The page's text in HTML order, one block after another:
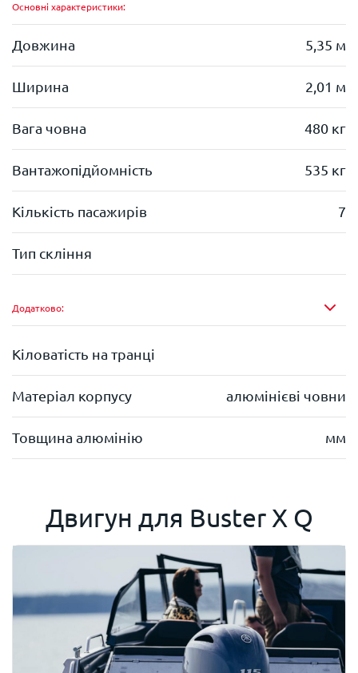
Основні характеристики:
Довжина 5,35 м
Ширина 2,01 м
Вага човна 480 кг
Вантажопідйомність 535 кг
Кількість пасажирів 7
Тип скління
Додатково:
Кіловатість на транці
Матеріал корпусу алюмінієві човни
Товщина алюмінію мм
Двигун для Buster X Q